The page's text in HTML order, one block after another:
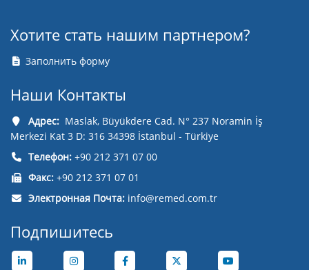
Хотите стать нашим партнером?
Заполнить форму
Наши Контакты
Адрес:Maslak, Büyükdere Cad. N° 237 Noramin İş
Merkezi Kat 3 D: 316 34398 İstanbul - Türkiye
Телефон:+90 212 371 07 00
Факс:+90 212 371 07 01
Электронная Почта: info@remed.com.tr
Подпишитесь